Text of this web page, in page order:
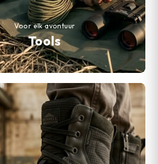
Tools
Voor elk avontuur